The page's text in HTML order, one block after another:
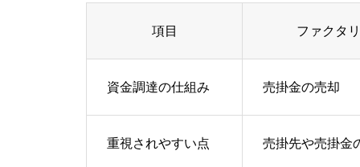
項目 ファクタ
資金調達の仕組み 売掛金の売却
重視されやすい点 売掛先や売掛金